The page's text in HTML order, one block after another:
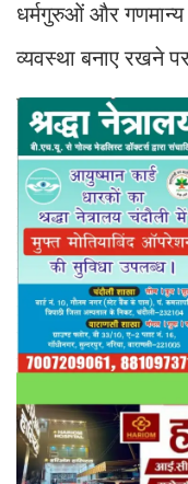
धर्मगुरुओं और
व्यवस्था बनाए रखने पर